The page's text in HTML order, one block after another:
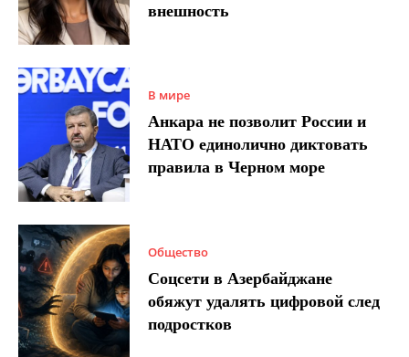
внешность
В мире
Анкара не позволит России и
НАТО единолично диктовать
правила в Черном море
Общество
Соцсети в Азербайджане
обяжут удалять цифровой след
подростков